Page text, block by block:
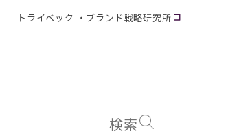
トライベック ・ブランド戦略研究所
検索